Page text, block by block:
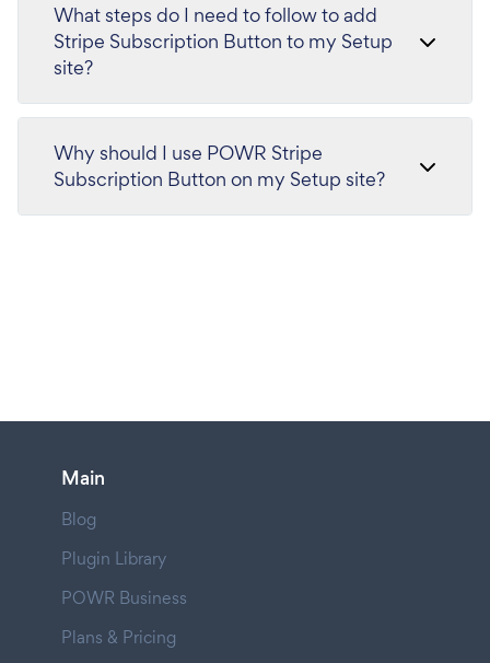
What steps do I need to follow to add
Stripe Subscription Button to my Setup
site?
Why should I use POWR Stripe
Subscription Button on my Setup site?
Main
Blog
Plugin Library
POWR Business
Plans & Pricing